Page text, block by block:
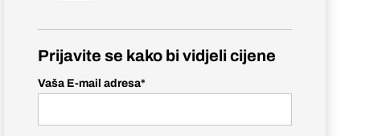
Prijavite se kako bi vidjeli cijene
Vaša E-mail adresa*